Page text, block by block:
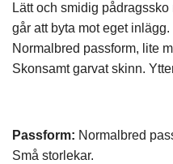
Lätt och smidig
går att byta mot eget inlägg.
Normalbred passform, lite
Skonsamt garvat skinn.
Passform: Normalbred
Små storlekar.